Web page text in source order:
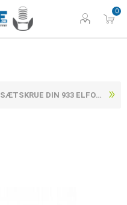
0
SÆTSKRUE DIN 933 ELFORZINKET (8 TLP + SL ) STÅL KL. 8.8 M6X10 (500 STK)